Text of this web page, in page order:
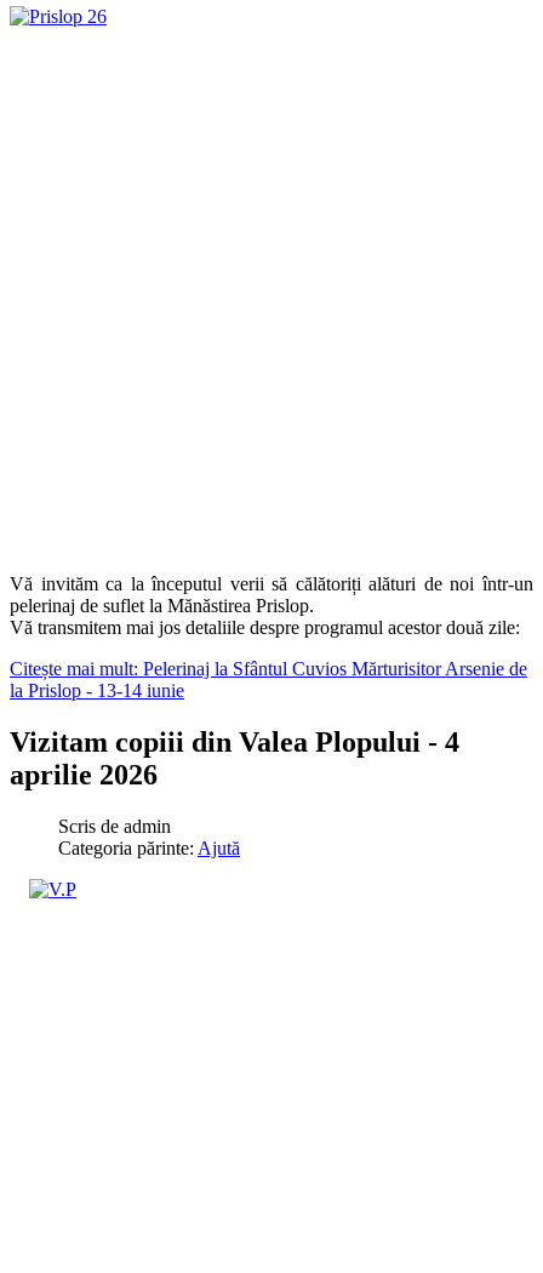
Vă invităm ca la începutul verii să călătoriți alături de noi într-un
pelerinaj de suflet la Mănăstirea Prislop.
Vă transmitem mai jos detaliile despre programul acestor două zile:
Citește mai mult: Pelerinaj la Sfântul Cuvios Mărturisitor Arsenie de
la Prislop - 13-14 iunie
Vizitam copiii din Valea Plopului - 4
aprilie 2026
Scris de admin
Categoria părinte: Ajută